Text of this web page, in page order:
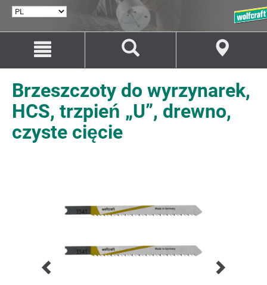
treści
Przejście
nawigacji
Brzeszczoty do wyrzynarek,
HCS, trzpień „U”, drewno,
czyste cięcie